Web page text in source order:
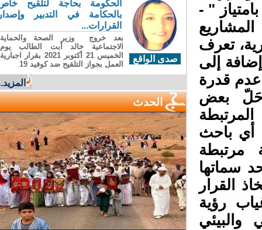
مدينة 999 حفرة بامتياز " -
تعرف
إلى
قدرة
بعض
أي باحث
سماتها
القرار
رؤية
صدى الواقع
الحكومة بحاجة لتلقيح خاص
بالحكامة في التدبير وإصدار
القرارات...
بعد خروج وزير الصحة والحماية
الاجتماعية خالد أبت الطالب يوم
الخميس 21 أكتوبر 2021 بقرار اجبارية
العمل بجواز التلقيح ضد كوفيد 19
المزيد...
الحدث